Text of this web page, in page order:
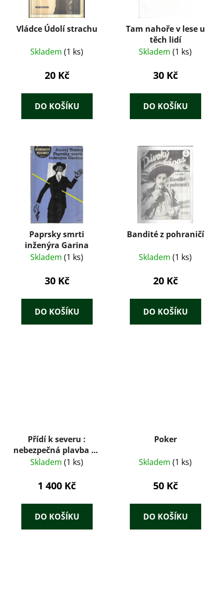
Vládce Údolí strachu
Skladem (1 ks)
20 Kč
DO KOŠÍKU
Tam nahoře v lese u
těch lidí
Skladem (1 ks)
30 Kč
DO KOŠÍKU
Paprsky smrti
inženýra Garina
Skladem (1 ks)
30 Kč
DO KOŠÍKU
Bandité z pohraničí
Skladem (1 ks)
20 Kč
DO KOŠÍKU
Přídí k severu :
nebezpečná plavba za
pokladem templářů
Skladem (1 ks)
1 400 Kč
DO KOŠÍKU
Poker
Skladem (1 ks)
50 Kč
DO KOŠÍKU